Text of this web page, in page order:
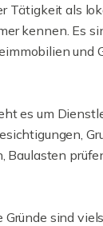
Tätigkeit als
kennen. Es
und
es um
Baulasten
Gründe sind